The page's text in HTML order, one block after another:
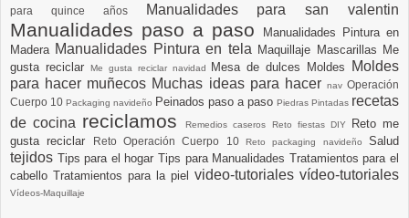
para quince años
Manualidades para san valentin
Manualidades paso a paso
Manualidades Pintura en
Madera Manualidades Pintura en tela Maquillaje Mascarillas Me
gusta reciclar
Me gusta reciclar navidad Mesa de dulces Moldes
Moldes
para hacer muñecos Muchas ideas para hacer nav Operación
Cuerpo 10 Packaging navideño Peinados paso a paso Piedras Pintadas recetas
de cocina reciclamosRemedios caseros Reto fiestas DIY
Reto me
gusta reciclar
Reto Operación Cuerpo 10Reto packaging navideñoSalud
tejidos Tips para el hogarTips para Manualidades Tratamientos para el
cabello Tratamientos para la piel video-tutoriales vídeo-tutoriales
Vídeos-Maquillaje